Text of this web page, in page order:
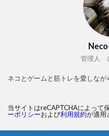
管理人
ネコとゲームと筋トレを愛しなが
当サイトはreCAPTCHAによって
ーポリシーおよび利用規約が適用